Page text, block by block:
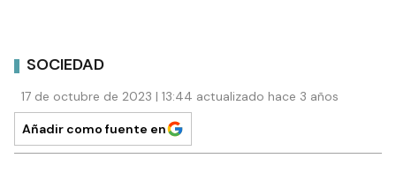
SOCIEDAD
17 de octubre de 2023 | 13:44 actualizado hace 3 años
Añadir como fuente en